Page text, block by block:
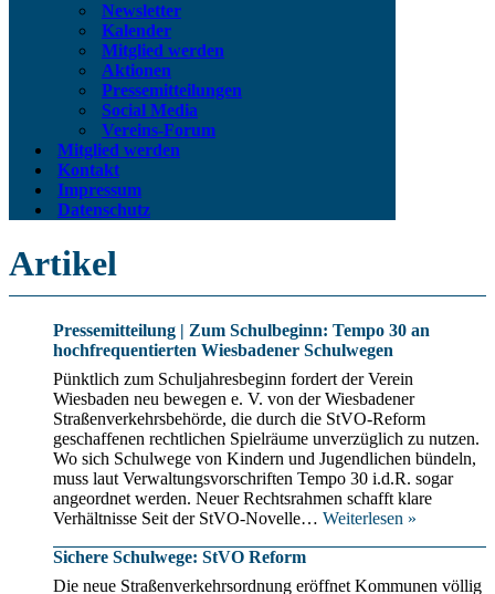
Newsletter
Kalender
Mitglied werden
Aktionen
Pressemitteilungen
Social Media
Vereins-Forum
Mitglied werden
Kontakt
Impressum
Datenschutz
Artikel
Pressemitteilung | Zum Schulbeginn: Tempo 30 an
hochfrequentierten Wiesbadener Schulwegen
Pünktlich zum Schuljahresbeginn fordert der Verein
Wiesbaden neu bewegen e. V. von der Wiesbadener
Straßenverkehrsbehörde, die durch die StVO-Reform
geschaffenen rechtlichen Spielräume unverzüglich zu nutzen.
Wo sich Schulwege von Kindern und Jugendlichen bündeln,
muss laut Verwaltungsvorschriften Tempo 30 i.d.R. sogar
angeordnet werden. Neuer Rechtsrahmen schafft klare
Verhältnisse Seit der StVO-Novelle… Weiterlesen »
Sichere Schulwege: StVO Reform
Die neue Straßenverkehrsordnung eröffnet Kommunen völlig